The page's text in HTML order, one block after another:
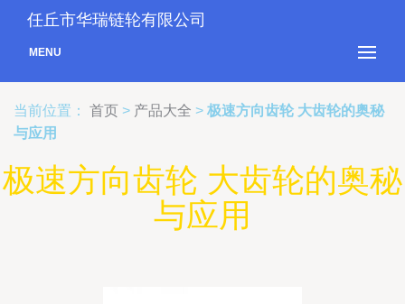
任丘市华瑞链轮有限公司
MENU
当前位置： 首页 > 产品大全 > 极速方向齿轮 大齿轮的奥秘
与应用
极速方向齿轮 大齿轮的奥秘
与应用